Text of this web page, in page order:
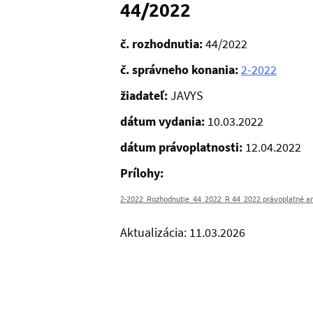
44/2022
č. rozhodnutia:44/2022
č. správneho konania:2-2022
žiadateľ:JAVYS
dátum vydania: 10.03.2022
dátum právoplatnosti: 12.04.2022
Prílohy:
2-2022_Rozhodnutie_44_2022_R 44_2022 právoplatné
Aktualizácia: 11.03.2026